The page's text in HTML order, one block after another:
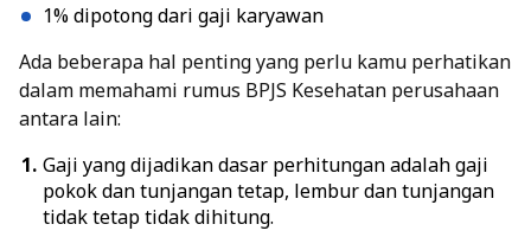
1% dipotong dari gaji karyawan
Ada beberapa hal penting yang perlu kamu perhatikan
dalam memahami rumus BPJS Kesehatan perusahaan
antara lain:
Gaji yang dijadikan dasar perhitungan adalah gaji
pokok dan tunjangan tetap, lembur dan tunjangan
tidak tetap tidak dihitung.